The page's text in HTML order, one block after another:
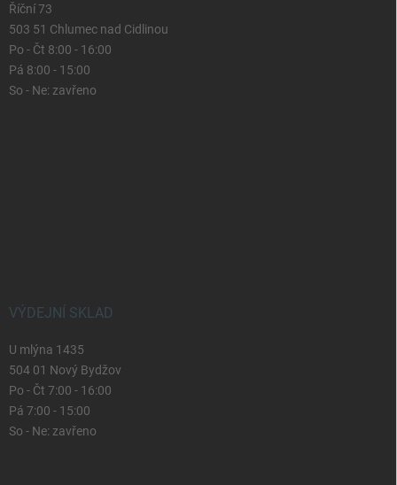
Říční 73
503 51 Chlumec nad Cidlinou
Po - Čt 8:00 - 16:00
Pá 8:00 - 15:00
So - Ne: zavřeno
VÝDEJNÍ SKLAD
U mlýna 1435
504 01 Nový Bydžov
Po - Čt 7:00 - 16:00
Pá 7:00 - 15:00
So - Ne: zavřeno